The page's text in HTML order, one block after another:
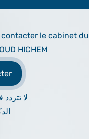
contacter le cabinet du
HICHEM
لا